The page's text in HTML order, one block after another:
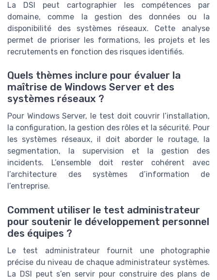
La DSI peut cartographier les compétences par
domaine, comme la gestion des données ou la
disponibilité des systèmes réseaux. Cette analyse
permet de prioriser les formations, les projets et les
recrutements en fonction des risques identifiés.
Quels thèmes inclure pour évaluer la
maîtrise de Windows Server et des
systèmes réseaux ?
Pour Windows Server, le test doit couvrir l’installation,
la configuration, la gestion des rôles et la sécurité. Pour
les systèmes réseaux, il doit aborder le routage, la
segmentation, la supervision et la gestion des
incidents. L’ensemble doit rester cohérent avec
l’architecture des systèmes d’information de
l’entreprise.
Comment utiliser le test administrateur
pour soutenir le développement personnel
des équipes ?
Le test administrateur fournit une photographie
précise du niveau de chaque administrateur systèmes.
La DSI peut s’en servir pour construire des plans de